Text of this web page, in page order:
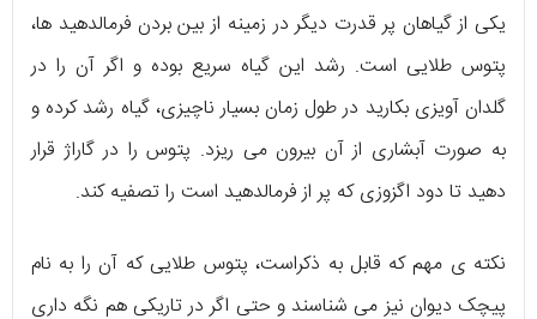
یکی از گیاهان پر قدرت دیگر در زمینه از بین بردن فرمالدهید ها،
پتوس طلایی است. رشد این گیاه سریع بوده و اگر آن را در
گلدان آویزی بکارید در طول زمان بسیار ناچیزی، گیاه رشد کرده و
به صورت آبشاری از آن بیرون می ریزد. پتوس را در گاراژ قرار
دهید تا دود اگزوزی که پر از فرمالدهید است را تصفیه کند.
نکته ی مهم که قابل به ذکراست، پتوس طلایی که آن را به نام
پیچک دیوان نیز می شناسند و حتی اگر در تاریکی هم نگه داری